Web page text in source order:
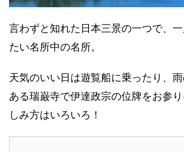
言わずと知れた日本三景の一つで、
たい名所中の名所。
天気のいい日は遊覧船に乗ったり、
ある瑞巌寺で伊達政宗の位牌をお参
しみ方はいろいろ！